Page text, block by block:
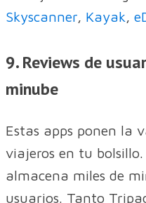
Skyscanner, Kayak,
9. Reviews de
minube
Estas apps ponen la
viajeros en tu
almacena miles de
usuarios. Tanto